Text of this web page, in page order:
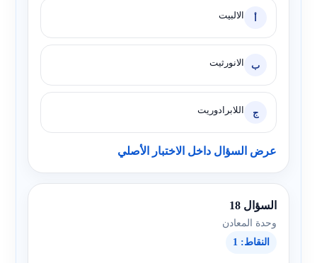
أ الالبيت
ب الانورثيت
ج اللابرادوريت
عرض السؤال داخل الاختبار الأصلي
السؤال 18
وحدة المعادن
النقاط: 1